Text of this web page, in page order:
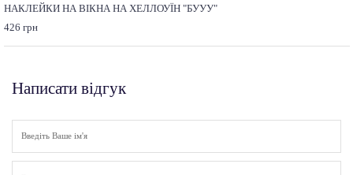
НАКЛЕЙКИ НА ВІКНА НА ХЕЛЛОУЇН "БУУУ"
426 грн
Написати відгук